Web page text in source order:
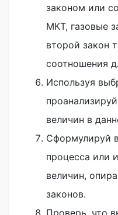
законом или
МКТ, газовые
второй закон
соотношения
Используя
величин в
Сформулируй
процесса или
величин,
законов.
Проверь, что